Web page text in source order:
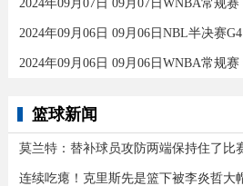
篮球新闻
莫兰特：替补球员攻防两端保持住了比
连续吃瘪！克里斯先是篮下被李炎哲大